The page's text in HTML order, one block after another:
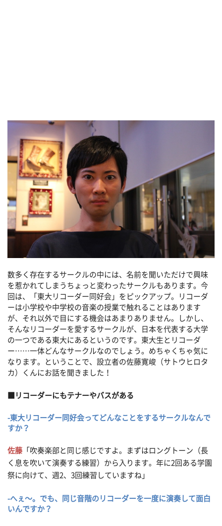
数多く存在するサークルの中には、名前を聞いただけで興味
を惹かれてしまうちょっと変わったサークルもあります。今
回は、「東大リコーダー同好会」をピックアップ。リコーダ
ーは小学校や中学校の音楽の授業で触れることはあります
が、それ以外で目にする機会はあまりありません。しかし、
そんなリコーダーを愛するサークルが、日本を代表する大学
の一つである東大にあるというのです。東大生とリコーダ
ー……一体どんなサークルなのでしょう。めちゃくちゃ気に
なります。ということで、設立者の佐藤寛峻（サトウヒロタ
カ）くんにお話を聞きました！
■リコーダーにもテナーやバスがある
-東大リコーダー同好会ってどんなことをするサークルなんで
すか？
佐藤「吹奏楽部と同じ感じですよ。まずはロングトーン（長
く息を吹いて演奏する練習）から入ります。年に2回ある学園
祭に向けて、週2、3回練習していますね」
-へぇ～。でも、同じ音階のリコーダーを一度に演奏して面白
いんですか？